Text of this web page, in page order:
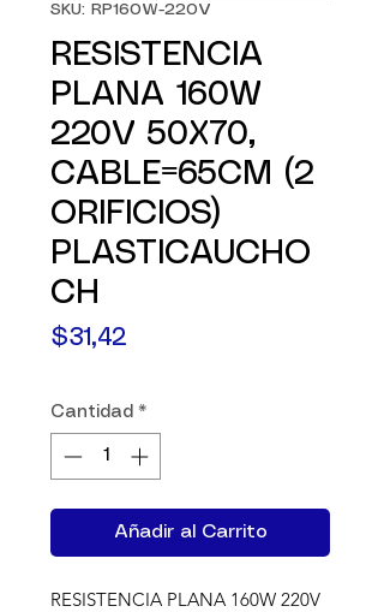
SKU: RP160W-220V
RESISTENCIA
PLANA 160W
220V 50X70,
CABLE=65CM (2
ORIFICIOS)
PLASTICAUCHO
CH
$31,42
Cantidad *
Añadir al Carrito
RESISTENCIA PLANA 160W 220V